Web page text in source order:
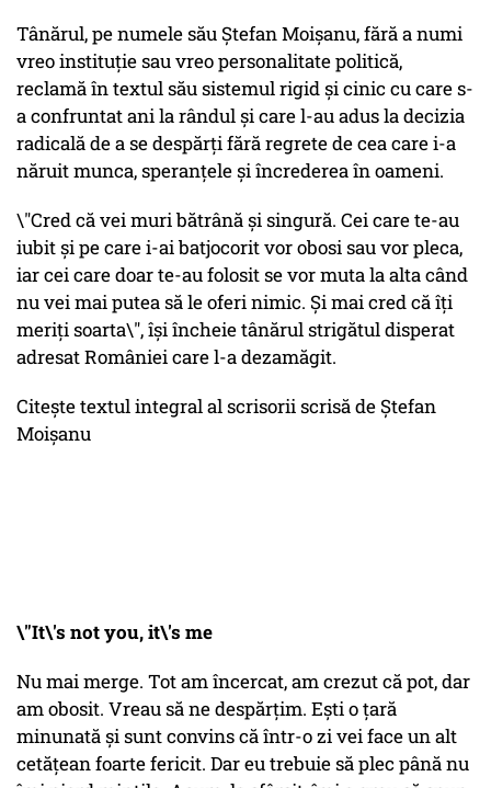
Tânărul, pe numele său Ștefan Moișanu, fără a numi
vreo instituție sau vreo personalitate politică,
reclamă în textul său sistemul rigid şi cinic cu care s-
a confruntat ani la rândul și care l-au adus la decizia
radicală de a se despărți fără regrete de cea care i-a
năruit munca, speranțele și încrederea în oameni.
\"Cred că vei muri bătrână și singură. Cei care te-au
iubit și pe care i-ai batjocorit vor obosi sau vor pleca,
iar cei care doar te-au folosit se vor muta la alta când
nu vei mai putea să le oferi nimic. Și mai cred că îți
meriți soarta\", își încheie tânărul strigătul disperat
adresat României care l-a dezamăgit.
Citește textul integral al scrisorii scrisă de Ștefan
Moișanu
\"It\'s not you, it\'s me
Nu mai merge. Tot am încercat, am crezut că pot, dar
am obosit. Vreau să ne despărțim. Ești o țară
minunată și sunt convins că într-o zi vei face un alt
cetățean foarte fericit. Dar eu trebuie să plec până nu